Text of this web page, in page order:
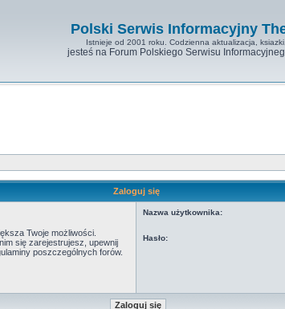
Polski Serwis Informacyjny
Istnieje od 2001 roku. Codzienna aktualizacja,
jesteś na Forum Polskiego Serwisu
Zaloguj się
Twoje możliwości.
się zarejestrujesz, upewnij
poszczególnych forów.
Nazwa użytkownika:
Hasło: